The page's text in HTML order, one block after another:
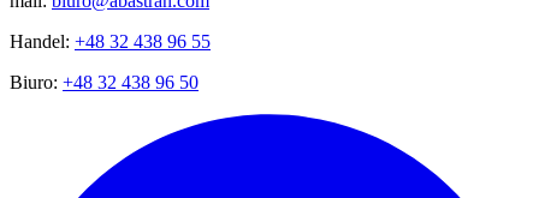
Handel: +48 32 438 96 55
Biuro: +48 32 438 96 50